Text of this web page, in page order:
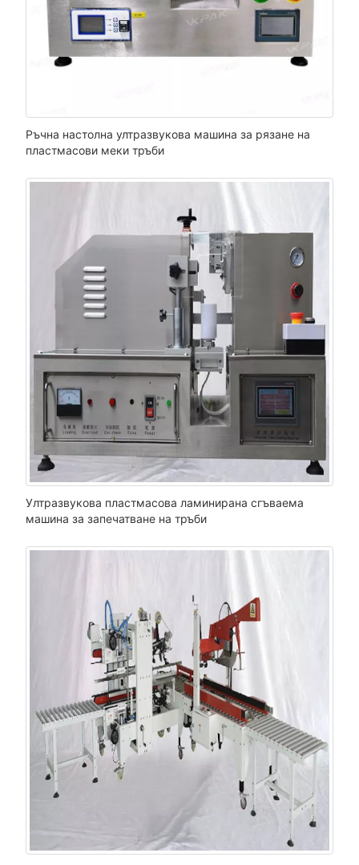
Ръчна настолна ултразвукова машина за рязане на
пластмасови меки тръби
Ултразвукова пластмасова ламинирана сгъваема
машина за запечатване на тръби